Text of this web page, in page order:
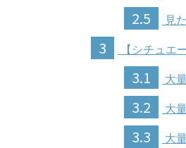
2.5 見
3 【シチュエ
3.1 大
3.2 大
3.3 大